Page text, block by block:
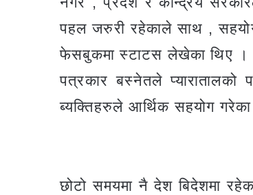
पहल जरुरी रहेकाले साथ ,
फेसबुकमा स्टाटस लेखेका थिए ।
पत्रकार बस्नेतले प्यारातालको
ब्यक्तिहरुले आर्थिक सहयोग
छोटो समयमा नै देश बिदेशमा